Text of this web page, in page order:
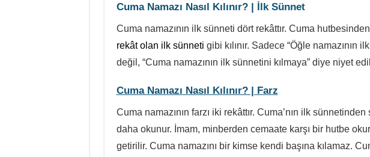
Cuma Namazı Nasıl Kılınır? | İlk Sünnet
Cuma namazının ilk sünneti dört rekâttır. Cuma
rekât olan ilk sünneti gibi kılınır. Sadece “Öğle namazının
değil, “Cuma namazının ilk sünnetini kılmaya” diye niyet
Cuma Namazı Nasıl Kılınır? | Farz
Cuma namazının farzı iki rekâttır. Cuma’nın ilk
daha okunur. İmam, minberden cemaate karşı bir hutbe
getirilir. Cuma namazını bir kimse kendi başına kılamaz.